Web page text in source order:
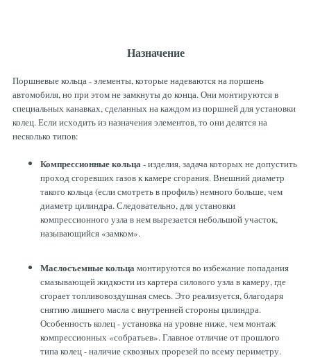
Назначение
Поршневые кольца - элементы, которые надеваются на поршень
автомобиля, но при этом не замкнуты до конца. Они монтируются в
специальных канавках, сделанных на каждом из поршней для установки
колец. Если исходить из назначения элементов, то они делятся на
несколько типов:
Компрессионные кольца- изделия, задача которых не допустить
проход сгоревших газов к камере сгорания. Внешний диаметр
такого кольца (если смотреть в профиль) немного больше, чем
диаметр цилиндра. Следовательно, для установки
компрессионного узла в нем вырезается небольшой участок,
называющийся «замком».
Маслосъемные кольцамонтируются во избежание попадания
смазывающей жидкости из картера силового узла в камеру, где
сгорает топливовоздушная смесь. Это реализуется, благодаря
снятию лишнего масла с внутренней стороны цилиндра.
Особенность колец - установка на уровне ниже, чем монтаж
компрессионных «собратьев». Главное отличие от прошлого
типа колец - наличие сквозных прорезей по всему периметру.
ПРИВОДНОЙ РЕМЕНЬ
ТОРМОЗНЫЕ КОЛОДКИ